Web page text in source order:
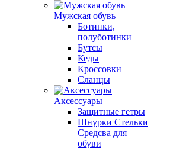
Мужская обувь
Ботинки,
полуботинки
Бутсы
Кеды
Кроссовки
Сланцы
Аксессуары
Защитные гетры
Шнурки Стельки
Средсва для
обуви